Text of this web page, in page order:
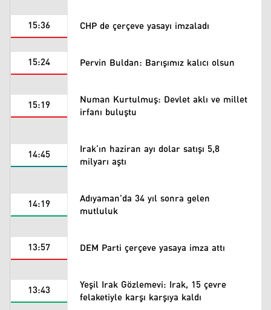
15:36 CHP de çerçeve yasayı imzaladı
15:24 Pervin Buldan: Barışımız kalıcı olsun
15:19 Numan Kurtulmuş: Devlet aklı ve millet
irfanı buluştu
14:45 Irak’ın haziran ayı dolar satışı 5,8
milyarı aştı
14:19 Adıyaman'da 34 yıl sonra gelen
mutluluk
13:57 DEM Parti çerçeve yasaya imza attı
13:43 Yeşil Irak Gözlemevi: Irak, 15 çevre
felaketiyle karşı karşıya kaldı